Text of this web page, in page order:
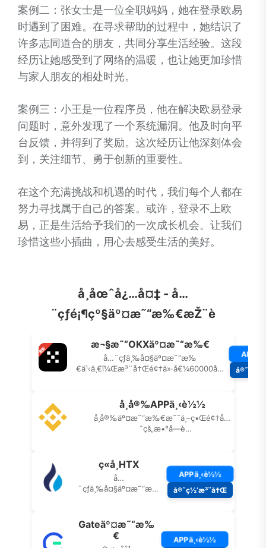
案例二：张女士是一位全职妈妈，她在登录欧易
时遇到了困难。在寻求帮助的过程中，她结识了
许多志同道合的朋友，共同分享生活经验。这段
经历让她感受到了网络的温暖，也让她更加珍惜
与家人朋友的相处时光。
案例三：小王是一位程序员，他在解决欧易登录
问题时，意外发现了一个系统漏洞。他及时向平
台反馈，并得到了奖励。这次经历让他深刻体会
到，关注细节、勇于创新的重要性。
在这个充满挑战和机遇的时代，我们每个人都在
努力寻找属于自己的答案。或许，登录不上欧
易，正是生活给予我们的一次成长机会。让我们
珍惜这些小插曲，用心去感受生活的美好。